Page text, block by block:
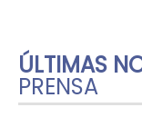
ÚLTIMAS
PRENSA